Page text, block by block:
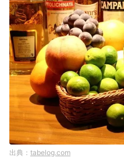
tabelog.com